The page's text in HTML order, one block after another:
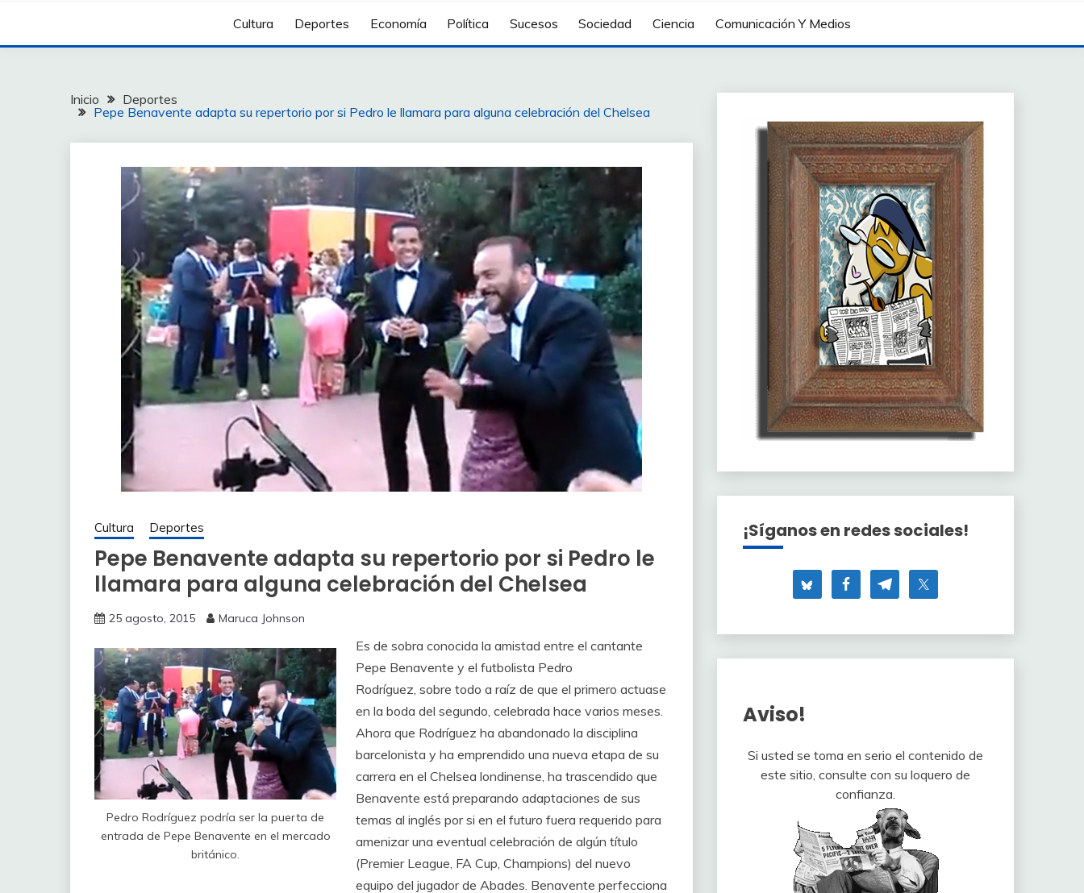
Cultura Deportes Economía Política Sucesos Sociedad Ciencia Comunicación Y Medios
Inicio
Deportes
Pepe Benavente adapta su repertorio por si Pedro le llamara para alguna celebración del Chelsea
Cultura Deportes
Pepe Benavente adapta su repertorio por si Pedro le
llamara para alguna celebración del Chelsea
25 agosto, 2015 Maruca Johnson
Pedro Rodríguez podría ser la puerta de
entrada de Pepe Benavente en el mercado
británico.
Es de sobra conocida la amistad entre el cantante
Pepe Benavente y el futbolista Pedro
Rodríguez, sobre todo a raíz de que el primero actuase
en la boda del segundo, celebrada hace varios meses.
Ahora que Rodríguez ha abandonado la disciplina
barcelonista y ha emprendido una nueva etapa de su
carrera en el Chelsea londinense, ha trascendido que
Benavente está preparando adaptaciones de sus
temas al inglés por si en el futuro fuera requerido para
amenizar una eventual celebración de algún título
(Premier League, FA Cup, Champions) del nuevo
equipo del jugador de Abades. Benavente perfecciona
¡Síganos en redes sociales!
Aviso!
Si usted se toma en serio el contenido de
este sitio, consulte con su loquero de
confianza.